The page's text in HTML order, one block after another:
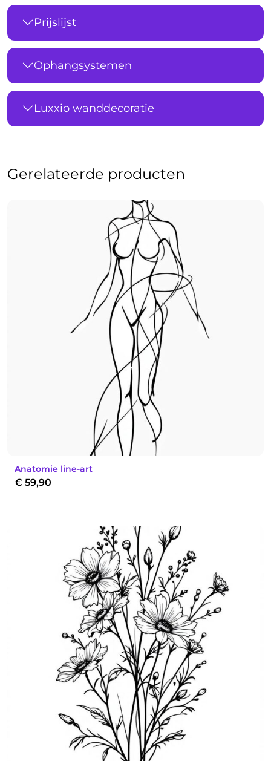
Prijslijst
Ophangsystemen
Luxxio wanddecoratie
Gerelateerde producten
Anatomie line-art
€ 59,90